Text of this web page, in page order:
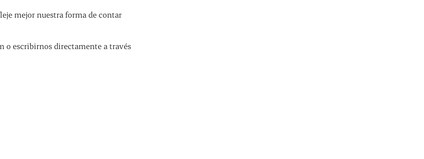
mejor nuestra forma de contar
o escribirnos directamente a través